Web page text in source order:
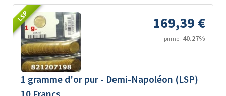
LSP 169,39 €
prime : 40.27%
1 gramme d'or pur - Demi-Napoléon (LSP)